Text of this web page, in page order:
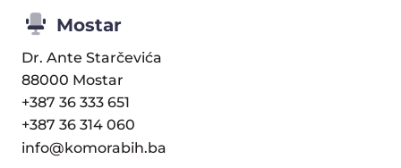
Mostar
Dr. Ante Starčevića
88000 Mostar
+387 36 333 651
+387 36 314 060
info@komorabih.ba